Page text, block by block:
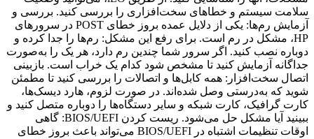
سلامت سیستم و خطاهای سخت‌افزاری را بررسی کنید. بررسی و
آزمایش رم‌ها: یکی از دلایل عمده بروز خطای POST در سرورهای
HP، مشکل در رم است. برای رفع این مشکل: رم‌ها را جدا کرده و
دوباره نصب کنید. اگر سرور شما چندین رم دارد، هر یک را به‌صورت
جداگانه آزمایش کنید تا مشخص شود کدام یک خراب است. بازبینی
اتصال سخت‌افزار: همه کابل‌ها و اتصالات را بررسی کنید تا مطمئن
شوید که به‌درستی وصل شده‌اند. در صورت لزوم، هارد دیسک‌ها،
کارت گرافیک، کارت شبکه و سایر دستگاه‌ها را دوباره متصل کنید و
ببینید آیا مشکل حل می‌شود. ریست کردن BIOS/UEFI: گاهی
اوقات تنظیمات اشتباه در BIOS/UEFI می‌تواند باعث بروز خطای